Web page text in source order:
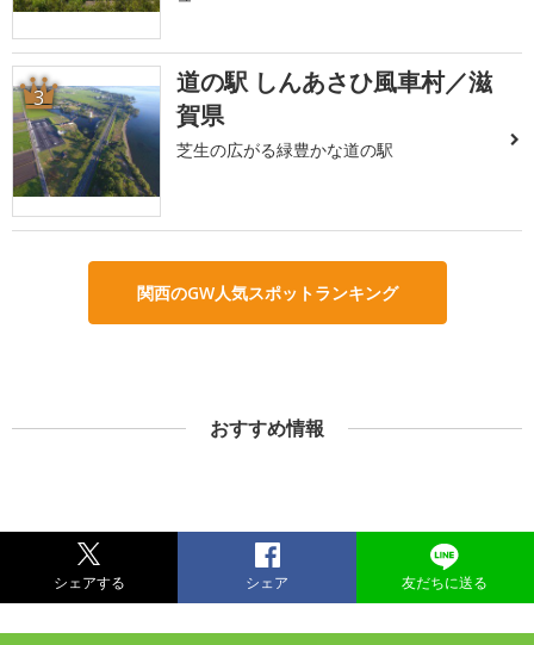
3
道の駅 しんあさひ風車村／滋
賀県
芝生の広がる緑豊かな道の駅
関西のGW人気スポットランキング
おすすめ情報
シェアする シェア 友だちに送る